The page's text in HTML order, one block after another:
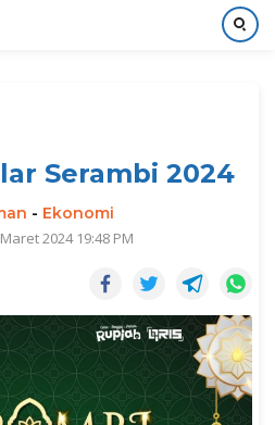
Serambi 2024
- Ekonomi
2024 19:48 PM